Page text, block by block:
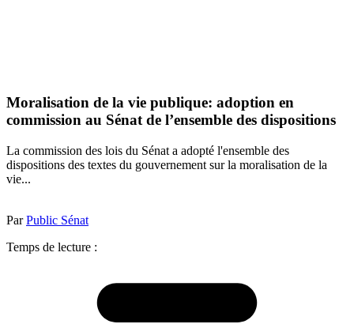
Moralisation de la vie publique: adoption en
commission au Sénat de l’ensemble des dispositions
La commission des lois du Sénat a adopté l'ensemble des
dispositions des textes du gouvernement sur la moralisation de la
vie...
ParPublic Sénat
Temps de lecture :